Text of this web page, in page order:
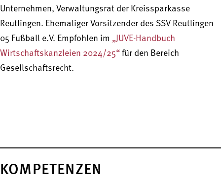
Unternehmen, Verwaltungsrat der Kreissparkasse
Reutlingen. Ehemaliger Vorsitzender des SSV Reutlingen
05 Fußball e.V. Empfohlen im „JUVE-Handbuch
Wirtschaftskanzleien 2024/25“ für den Bereich
Gesellschaftsrecht.
KOMPETENZEN